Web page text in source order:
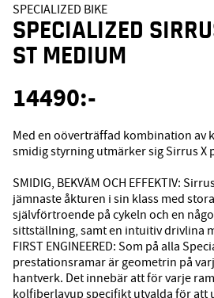
SPECIALIZED BIKE
SPECIALIZED
ST MEDIUM
14490:-
Med en oöverträffad kombination av
smidig styrning utmärker sig Sirrus X
SMIDIG, BEKVÄM OCH EFFEKTIV:
jämnaste åkturen i sin klass med
självförtroende på cykeln och en
sittställning, samt en intuitiv drivlina
FIRST ENGINEERED: Som på alla
prestationsramar är geometrin på
hantverk. Det innebär att för varje
kolfiberlayup specifikt utvalda för att